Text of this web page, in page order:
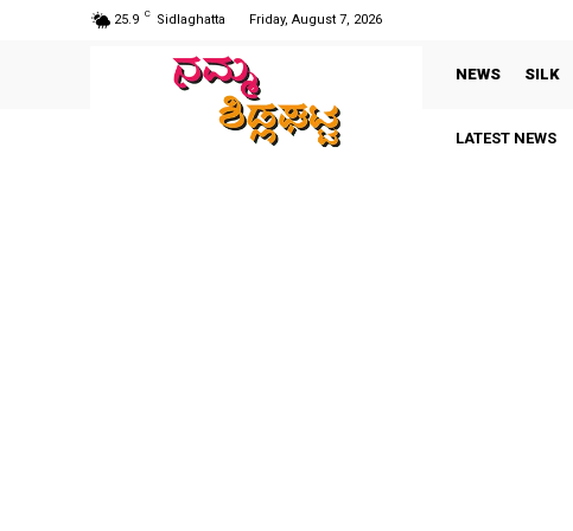
25.9 C Sidlaghatta Friday, August 7, 2026
NEWS SILK
LATEST NEWS